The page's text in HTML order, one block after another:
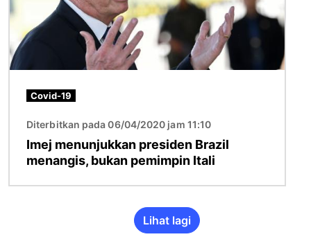
Covid-19
Diterbitkan pada 06/04/2020 jam 11:10
Imej menunjukkan presiden Brazil
menangis, bukan pemimpin Itali
Lihat lagi